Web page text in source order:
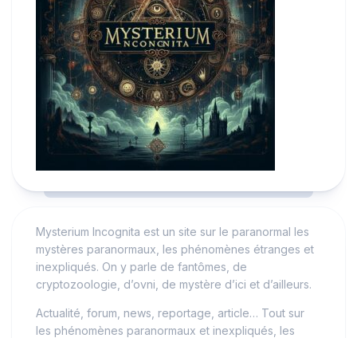
Mysterium Incognita est un site sur le paranormal les
mystères paranormaux, les phénomènes étranges et
inexpliqués. On y parle de fantômes, de
cryptozoologie, d’ovni, de mystère d’ici et d’ailleurs.
Actualité, forum, news, reportage, article… Tout sur
les phénomènes paranormaux et inexpliqués, les